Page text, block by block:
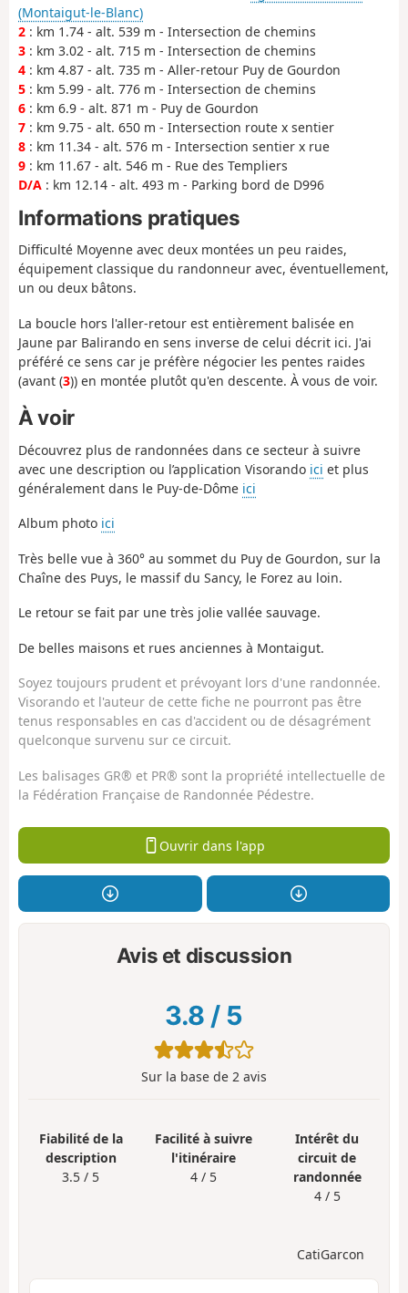
(Montaigut-le-Blanc)
2 : km 1.74 - alt. 539 m - Intersection de chemins
3 : km 3.02 - alt. 715 m - Intersection de chemins
4 : km 4.87 - alt. 735 m - Aller-retour Puy de Gourdon
5 : km 5.99 - alt. 776 m - Intersection de chemins
6 : km 6.9 - alt. 871 m - Puy de Gourdon
7 : km 9.75 - alt. 650 m - Intersection route x sentier
8 : km 11.34 - alt. 576 m - Intersection sentier x rue
9 : km 11.67 - alt. 546 m - Rue des Templiers
D/A : km 12.14 - alt. 493 m - Parking bord de D996
Informations pratiques
Difficulté Moyenne avec deux montées un peu raides,
équipement classique du randonneur avec, éventuellement,
un ou deux bâtons.
La boucle hors l'aller-retour est entièrement balisée en
Jaune par Balirando en sens inverse de celui décrit ici. J'ai
préféré ce sens car je préfère négocier les pentes raides
(avant (3)) en montée plutôt qu'en descente. À vous de voir.
À voir
Découvrez plus de randonnées dans ce secteur à suivre
avec une description ou l’application Visorando ici et plus
généralement dans le Puy-de-Dôme ici
Album photo ici
Très belle vue à 360° au sommet du Puy de Gourdon, sur la
Chaîne des Puys, le massif du Sancy, le Forez au loin.
Le retour se fait par une très jolie vallée sauvage.
De belles maisons et rues anciennes à Montaigut.
Soyez toujours prudent et prévoyant lors d'une randonnée.
Visorando et l'auteur de cette fiche ne pourront pas être
tenus responsables en cas d'accident ou de désagrément
quelconque survenu sur ce circuit.
Les balisages GR® et PR® sont la propriété intellectuelle de
la Fédération Française de Randonnée Pédestre.
Ouvrir dans l'app
Avis et discussion
3.8 / 5
Sur la base de 2 avis
Fiabilité de la
description
3.5 / 5
Facilité à suivre
l'itinéraire
4 / 5
Intérêt du
circuit de
randonnée
4 / 5
CatiGarcon